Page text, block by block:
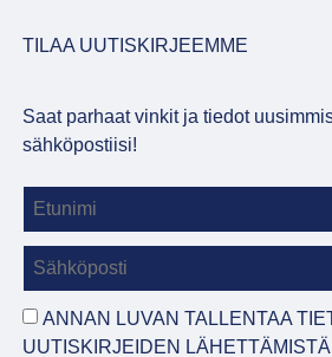
TILAA UUTISKIRJEEMME
Saat parhaat vinkit ja tiedot
sähköpostiisi!
ANNAN LUVAN TALLENTAA
UUTISKIRJEIDEN